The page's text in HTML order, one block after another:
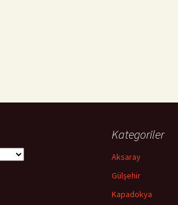
Kategoriler
Aksaray
Gülşehir
Kapadokya